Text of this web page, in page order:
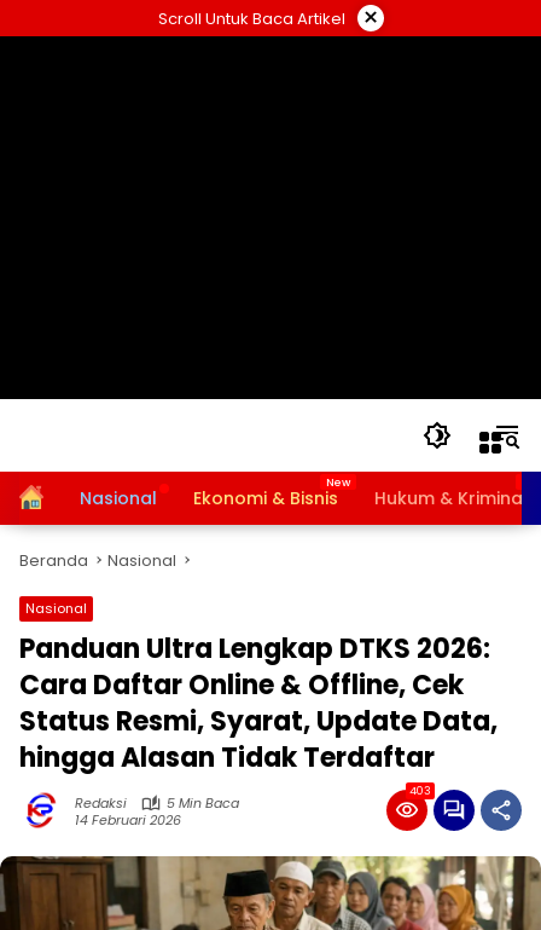
ke
Scroll Untuk Baca Artikel ×
HomeNasional Ekonomi & Bisnis Hukum & Kriminal
Beranda Nasional
Nasional
Panduan Ultra Lengkap DTKS 2026:
Cara Daftar Online & Offline, Cek
Status Resmi, Syarat, Update Data,
hingga Alasan Tidak Terdaftar
Redaksi
5 Min Baca
14 Februari 2026
403